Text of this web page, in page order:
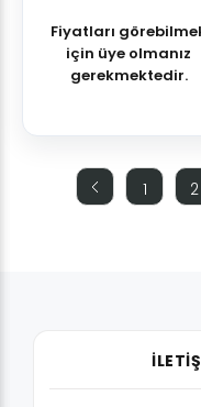
Fiyatları
için üye olmanız
gerekmektedir.
1 2